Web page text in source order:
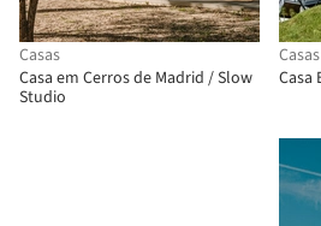
Casas
Casa em Cerros de Madrid / Slow
Studio
Casas